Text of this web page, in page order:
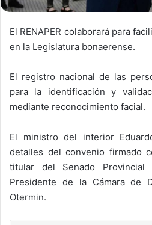
El RENAPER colaborará para
en la Legislatura bonaerense.
El registro nacional de las
para la identificación y
mediante reconocimiento facial.
El ministro del interior
detalles del convenio firmado
titular del Senado
Presidente de la Cámara de
Otermin.